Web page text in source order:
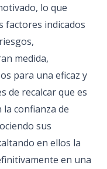
lo que
factores indicados
medida,
para una eficaz y
de recalcar que es
confianza de
sus
en ellos la
en una